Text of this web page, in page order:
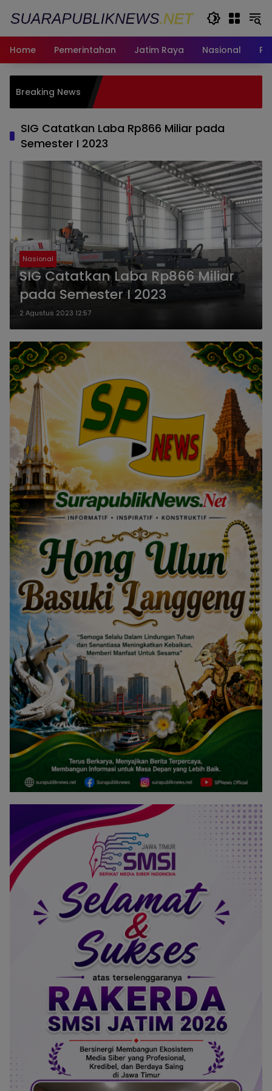
Home
Pemerintahan Jatim Raya Nasional
Breaking News
Fasum
SIG Catatkan Laba Rp866 Miliar pada
Semester I 2023
Nasional
SIG Catatkan Laba Rp866 Miliar
pada Semester I 2023
2 Agustus 2023 12:57